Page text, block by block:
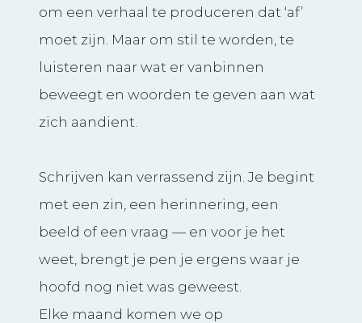
om een verhaal te produceren dat ‘af’
moet zijn. Maar om stil te worden, te
luisteren naar wat er vanbinnen
beweegt en woorden te geven aan wat
zich aandient.
Schrijven kan verrassend zijn. Je begint
met een zin, een herinnering, een
beeld of een vraag — en voor je het
weet, brengt je pen je ergens waar je
hoofd nog niet was geweest.
Elke maand komen we op